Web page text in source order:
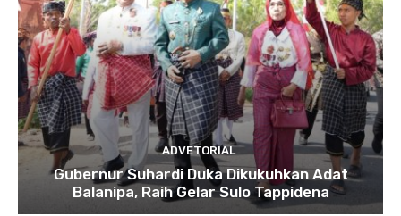
ADVETORIAL
Gubernur Suhardi Duka Dikukuhkan Adat
Balanipa, Raih Gelar Sulo Tappidena